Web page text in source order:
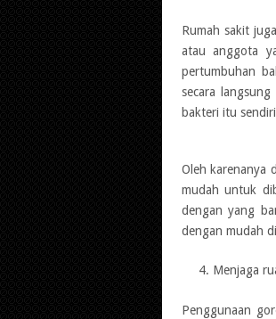
Rumah sakit
atau anggota
pertumbuhan
secara
bakteri itu
Oleh karenanya
mudah untuk
dengan yang
dengan mudah
Menjaga
Penggunaan